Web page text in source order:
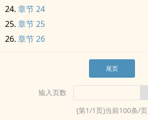
章节 24
章节 25
章节 26
尾页
输入页数
(第1/1页)当前100条/页